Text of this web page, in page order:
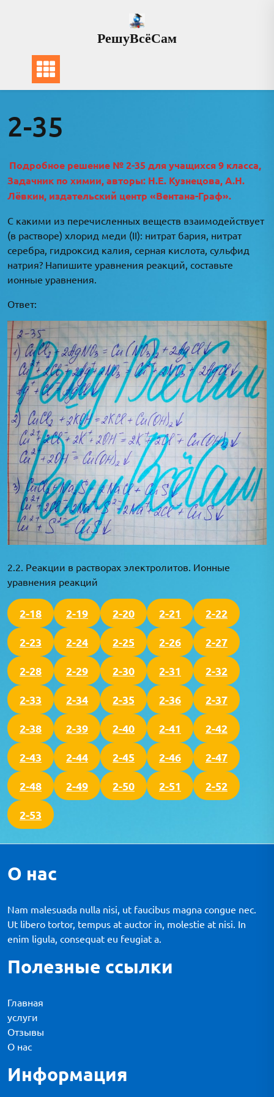
РешуВсёСам
2-35
Подробное решение № 2-35 для учащихся 9 класса,
Задачник по химии, авторы: Н.Е. Кузнецова, А.Н.
Лёвкин, издательский центр «Вентана-Граф».
С какими из перечисленных веществ взаимодействует
(в растворе) хлорид меди (II): нитрат бария, нитрат
серебра, гидроксид калия, серная кислота, сульфид
натрия? Напишите уравнения реакций, составьте
ионные уравнения.
Ответ:
2.2. Реакции в растворах электролитов. Ионные
уравнения реакций
2-18 2-19 2-20 2-21 2-22
2-23 2-24 2-25 2-26 2-27
2-28 2-29 2-30 2-31 2-32
2-33 2-34 2-35 2-36 2-37
2-38 2-39 2-40 2-41 2-42
2-43 2-44 2-45 2-46 2-47
2-48 2-49 2-50 2-51 2-52
2-53
О нас
Nam malesuada nulla nisi, ut faucibus magna congue nec.
Ut libero tortor, tempus at auctor in, molestie at nisi. In
enim ligula, consequat eu feugiat a.
Полезные ссылки
Главная
услуги
Отзывы
О нас
Информация